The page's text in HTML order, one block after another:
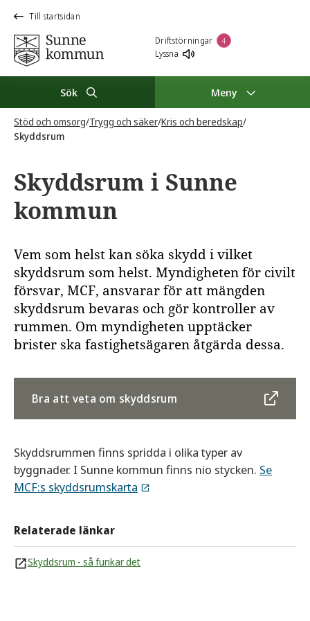
Till startsidan
Driftstörningar 4
Lyssna
Sök Meny
Stöd och omsorg/Trygg och säker/Kris och beredskap/
Skyddsrum
Skyddsrum i Sunne
kommun
Vem som helst kan söka skydd i vilket
skyddsrum som helst. Myndigheten för civilt
försvar, MCF, ansvarar för att mängden
skyddsrum bevaras och gör kontroller av
rummen. Om myndigheten upptäcker
brister ska fastighetsägaren åtgärda dessa.
Bra att veta om skyddsrum
Skyddsrummen finns spridda i olika typer av
byggnader. I Sunne kommun finns nio stycken. Se
MCF:s skyddsrumskarta
Relaterade länkar
Skyddsrum - så funkar det